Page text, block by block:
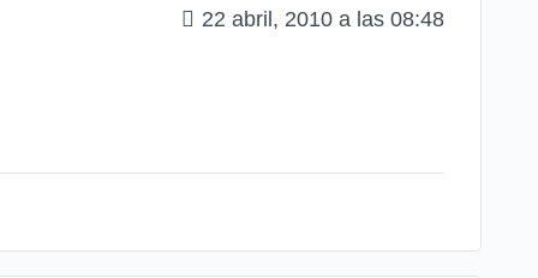
22 abril, 2010 a las 08:48